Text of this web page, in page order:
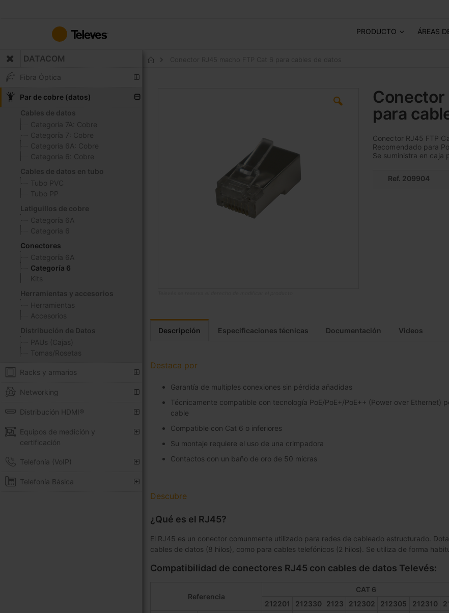
contenido
PRODUCTO ÁREAS
DATACOM
Fibra Óptica
Par de cobre (datos)
Cables de datos
Categoría 7A: Cobre
Categoría 7: Cobre
Categoría 6A: Cobre
Categoría 6: Cobre
Cables de datos en tubo
Tubo PVC
Tubo PP
Latiguillos de cobre
Categoría 6A
Categoría 6
Conectores
Categoría 6A
Categoría 6
Kits
Herramientas y accesorios
Herramientas
Accesorios
Distribución de Datos
PAUs (Cajas)
Tomas/Rosetas
Racks y armarios
Networking
Distribución HDMI®
Equipos de medición y
certificación
Telefonía (VoIP)
Telefonía Básica
Conector
para
Conector RJ45 FTP
Recomendado para
Se suministra en caja
Ref. 209904
al
comienzo
galería
imágenes
Descripción Especificaciones técnicas Documentación Videos
Destaca por
Garantía de multiples conexiones sin pérdida añadidas
Técnicamente compatible con tecnología PoE/PoE+/PoE++ (Power over
cable
Compatible con Cat 6 o inferiores
Su montaje requiere el uso de una crimpadora
Contactos con un baño de oro de 50 micras
Descubre
¿Qué es el RJ45?
El RJ45 es un conector comunmente utilizado para redes de cableado estructurado.
cables de datos (8 hilos), como para cables telefónicos (2 hilos). Se utiliza de forma
Compatibilidad de conectores RJ45 con cables de datos Televés:
Referencia
CAT 6
212201
212330 2123 212302 212305 212310